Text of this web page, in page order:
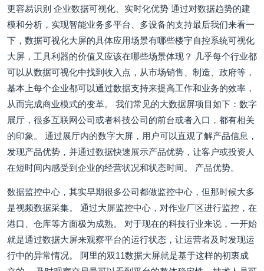
更容易识别 企业数据可视化、实时化优势 通过对数据趋势的建
模和分析，实现智能业务多平台、多设备的支持最后我们来看一
下，数据可视化大屏的具体应用场景有哪些楼宇自控系统可视化
大屏，工具利器的价值又应该在哪些场景体现？ 几乎每个行业都
可以从数据可视化中找到收入点，从市场销售、制造、政府等，
基本上每个企业都可以通过数据支持来提高工作和业务的效率，
从而完成商业模式的变革。 我们常见的大数据屏项目如下：数字
展厅，很多互联网公司或者科技公司的前台或者入口，都有相关
的印象。 通过展厅内的数字大屏，用户可以直观了解产品信息，
发现产品优势，并通过数据快速展示产品优势，让客户或投资人
在短时间内感受到企业的经营状况和状态时间。 产品优势。
数据监控中心，其实早期很多公司都做监控中心，但那时候大多
是视频数据采集。 通过大屏监控中心，对作业厂区进行监控，在
港口、仓库等方面极为成熟。 对于现在的科技行业来说，一开始
就是通过数据大屏来观察平台的运行状态，让运营者及时发现运
行中的异常情况。 阿里的双11数据大屏就是基于这样的初衷成